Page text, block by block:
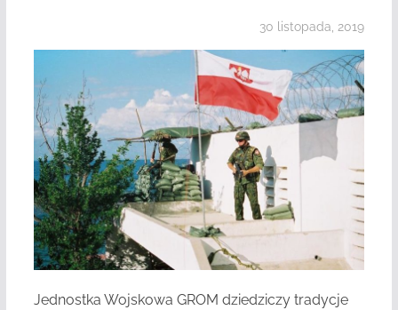
30 listopada, 2019
Jednostka Wojskowa GROM dziedziczy tradycje